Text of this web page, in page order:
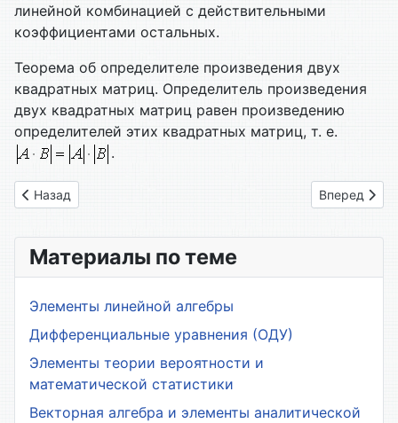
линейной комбинацией с действительными
коэффициентами остальных.
Теорема об определителе произведения двух
квадратных матриц. Определитель произведения
двух квадратных матриц равен произведению
определителей этих квадратных матриц, т. е.
.
Предыдущий: 36. Операции над матрицами
Назад Следующий:
Вперед
Материалы по теме
Элементы линейной алгебры
Дифференциальные уравнения (ОДУ)
Элементы теории вероятности и
математической статистики
Векторная алгебра и элементы аналитической